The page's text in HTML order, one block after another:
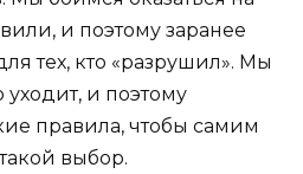
и поэтому заранее
тех, кто «разрушил». Мы
уходит, и поэтому
правила, чтобы самим
выбор.